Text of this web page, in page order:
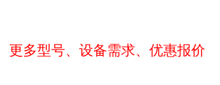
更多型号、设备需求、优惠报价